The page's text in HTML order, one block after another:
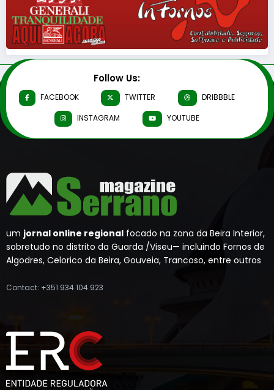
Follow Us:
FACEBOOK TWITTER
DRIBBBLE
INSTAGRAM
YOUTUBE
um jornal online regional focado na zona da Beira Interior,
sobretudo no distrito da Guarda /Viseu— incluindo Fornos de
Algodres, Celorico da Beira, Gouveia, Trancoso, entre outros
Contact: +351 934 104 923